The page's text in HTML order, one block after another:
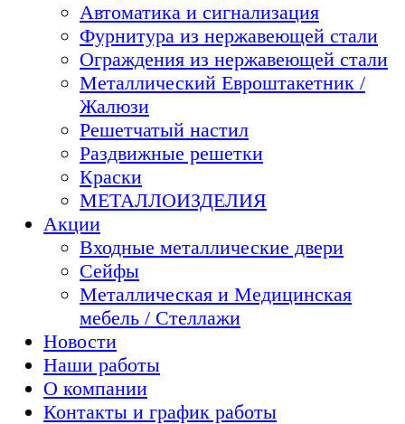
Автоматика и сигнализация
Фурнитура из нержавеющей стали
Ограждения из нержавеющей стали
Металлический Евроштакетник /
Жалюзи
Решетчатый настил
Раздвижные решетки
Краски
МЕТАЛЛОИЗДЕЛИЯ
Акции
Входные металлические двери
Сейфы
Металлическая и Медицинская
мебель / Стеллажи
Новости
Наши работы
О компании
Контакты и график работы